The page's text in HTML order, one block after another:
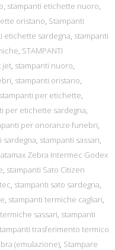
, stampanti etichette nuoro,
oristano, Stampanti
etichette sardegna, stampanti
, STAMPANTI
jet, stampanti nuoro,
, stampanti oristano,
stampanti per etichette,
per etichette sardegna,
per onoranze funebri,
sardegna, stampanti sassari,
Zebra Intermec Godex
, stampanti Sato Citizen
, stampanti sato sardegna,
, stampanti termiche cagliari,
sassari, stampanti
trasferimento termico
(emulazione), Stampare